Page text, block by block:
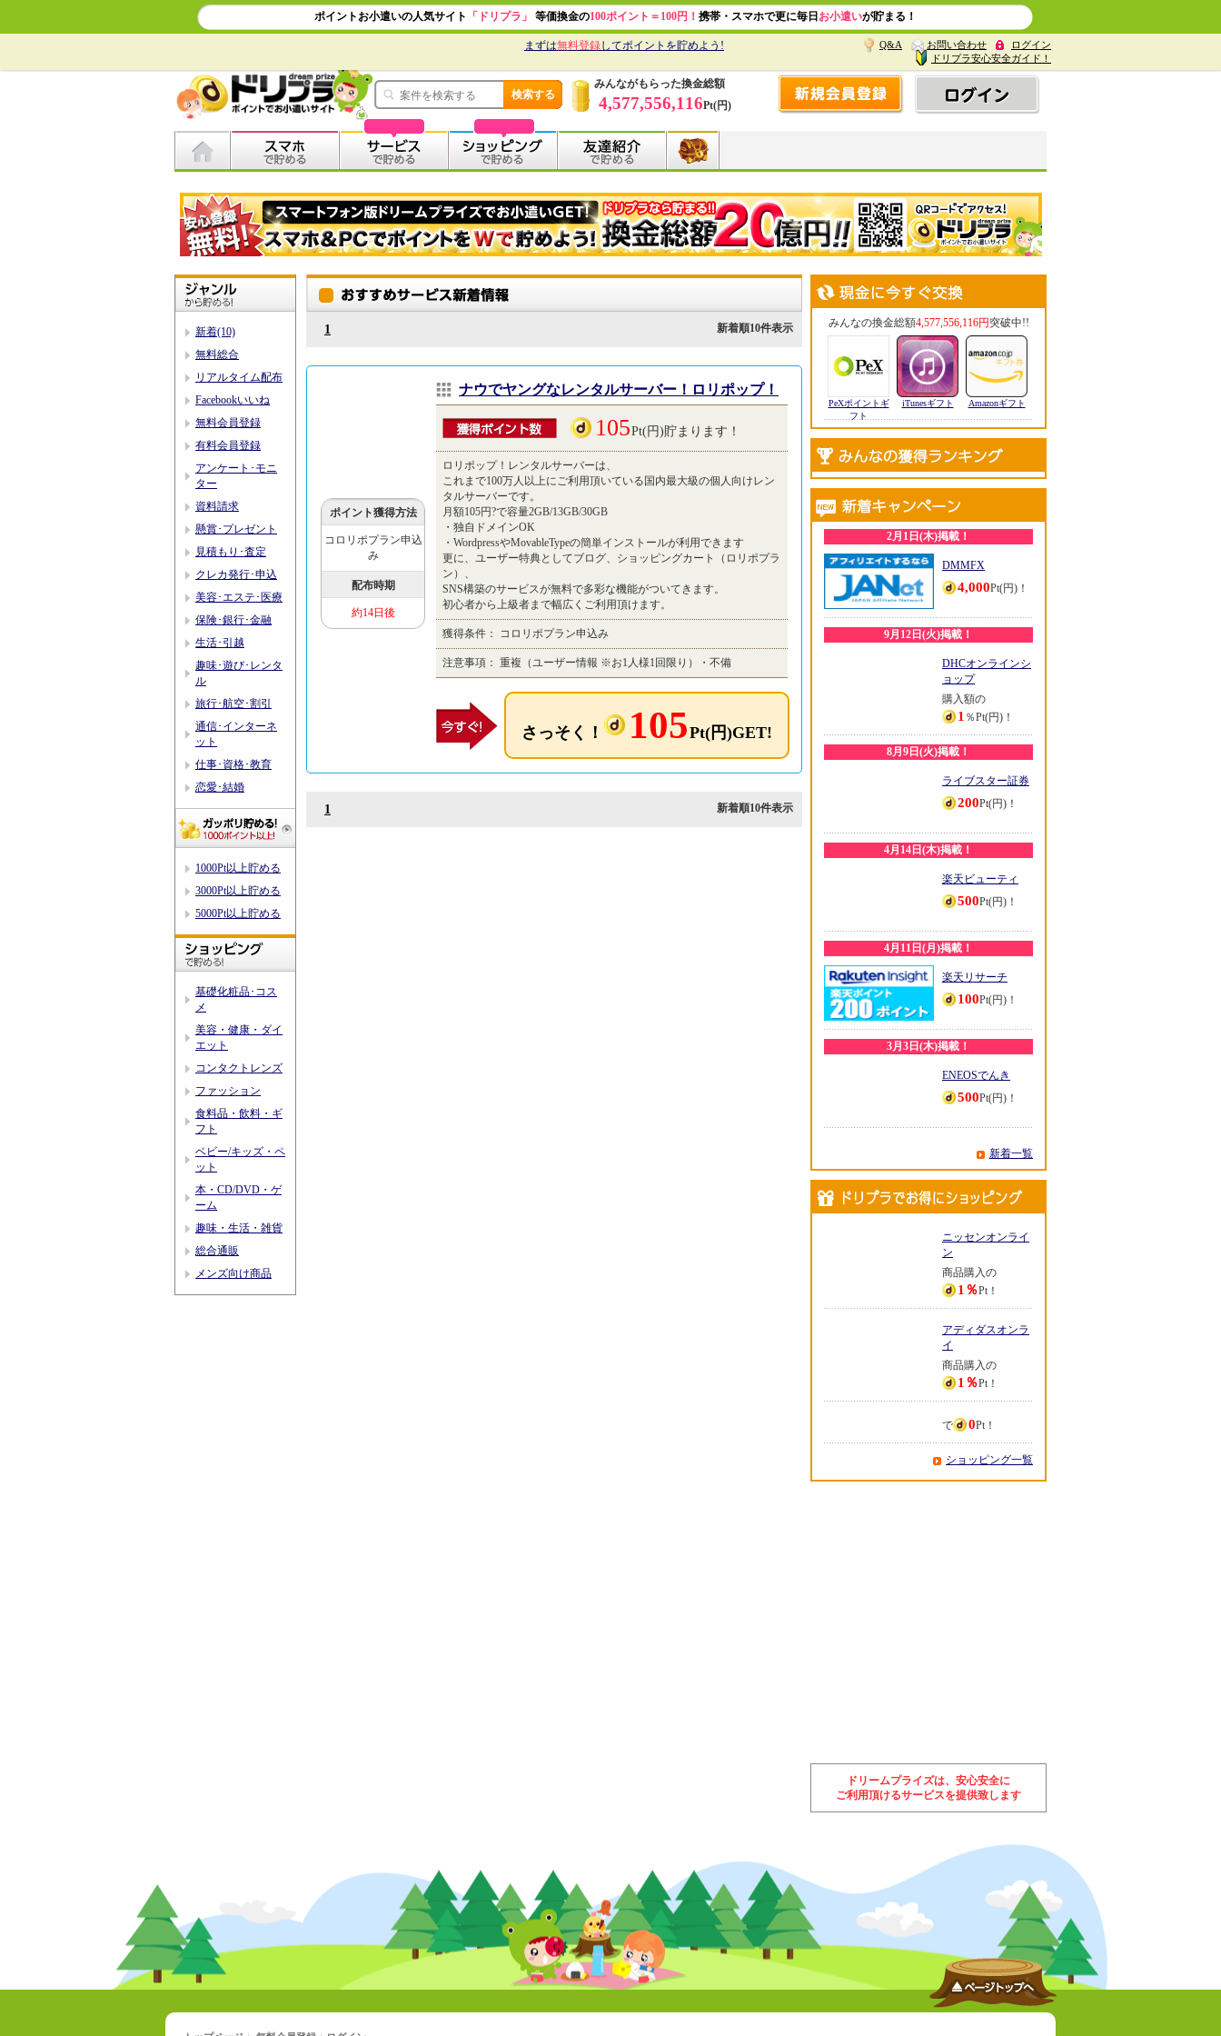
ポイントお小遣いの人気サイト 「ドリプラ」 等価換金の100ポイント＝100円！ 携帯・スマホで更に毎日 お小遣いが貯まる！
ログイン
お問い合わせ
Q&A
ドリプラ安心安全ガイド！
まずは無料登録してポイントを貯めよう!
みんながもらった換金総額
4,577,556,116Pt(円)
新着(10)
無料総合
リアルタイム配布
Facebookいいね
無料会員登録
有料会員登録
アンケート･モニ
ター
資料請求
懸賞･プレゼント
見積もり･査定
クレカ発行･申込
美容･エステ･医療
保険･銀行･金融
生活･引越
趣味･遊び･レンタ
ル
旅行･航空･割引
通信･インターネ
ット
仕事･資格･教育
恋愛･結婚
1000Pt以上貯める
3000Pt以上貯める
5000Pt以上貯める
基礎化粧品･コス
メ
美容・健康・ダイ
エット
コンタクトレンズ
ファッション
食料品・飲料・ギ
フト
ベビー/キッズ・ペ
ット
本・CD/DVD・ゲ
ーム
趣味・生活・雑貨
総合通販
メンズ向け商品
1 新着順10件表示
ポイント獲得方法
コロリポプラン申込
み
配布時期
約14日後
ナウでヤングなレンタルサーバー！ロリポップ！
105Pt(円)貯まります！
ロリポップ！レンタルサーバーは、
これまで100万人以上にご利用頂いている国内最大級の個人向けレン
タルサーバーです。
月額105円?で容量2GB/13GB/30GB
・独自ドメインOK
・WordpressやMovableTypeの簡単インストールが利用できます
更に、ユーザー特典としてブログ、ショッピングカート（ロリポプラ
ン）、
SNS構築のサービスが無料で多彩な機能がついてきます。
初心者から上級者まで幅広くご利用頂けます。
獲得条件： コロリポプラン申込み
注意事項： 重複（ユーザー情報 ※お1人様1回限り）・不備
さっそく！ 105Pt(円)GET!
1 新着順10件表示
みんなの換金総額4,577,556,116円 突破中!!
PeXポイントギ
フト
iTunesギフト Amazonギフト
2月1日(木)掲載！
DMMFX
4,000Pt(円)！
9月12日(火)掲載！
DHCオンラインシ
ョップ
購入額の
1 ％Pt(円)！
8月9日(火)掲載！
ライブスター証券
200Pt(円)！
4月14日(木)掲載！
楽天ビューティ
500Pt(円)！
4月11日(月)掲載！
楽天リサーチ
100Pt(円)！
3月3日(木)掲載！
ENEOSでんき
500Pt(円)！
新着一覧
ニッセンオンライ
ン
商品購入の
1％Pt！
アディダスオンラ
イ
商品購入の
1％Pt！
で 0Pt！
ショッピング一覧
ドリームプライズは、安心安全に
ご利用頂けるサービスを提供致します